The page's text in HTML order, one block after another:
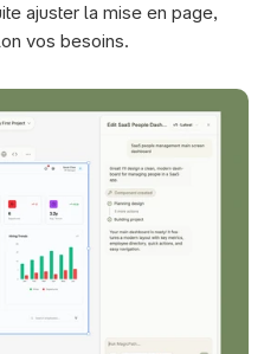
ajuster la mise en page,
vos besoins.